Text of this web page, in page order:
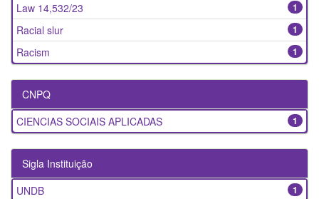
1
Law 14,532/23
1
Racial slur
1
Racism
CNPQ
1
CIENCIAS SOCIAIS APLICADAS
Sigla Instituição
1
UNDB